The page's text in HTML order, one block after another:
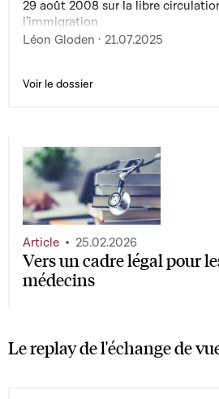
29 août 2008 sur la libre
l’immigration
Léon Gloden · 21.07.2025
Voir le dossier
Vers un cadre légal pour
médecins
Article 25.02.2026
Le replay de l'échange de